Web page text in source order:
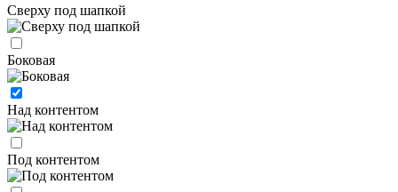
Сверху под шапкой
Боковая
Над контентом
Под контентом